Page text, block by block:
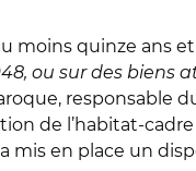
moins quinze ans
ou sur des
responsable
de l’habitat-
mis en place un